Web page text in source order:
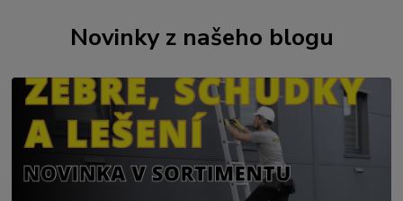
Novinky z našeho blogu